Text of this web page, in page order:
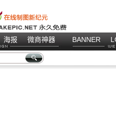
海报 微商神器 BANNER